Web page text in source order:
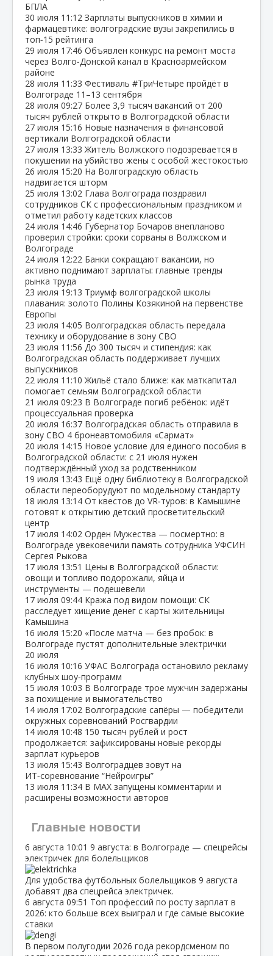
БПЛА
30 июля 11:12 Зарплаты выпускников в химии и
фармацевтике: волгоградские вузы закрепились в
топ‑15 рейтинга
29 июля 17:46 Объявлен конкурс на ремонт моста
через Волго‑Донской канал в Красноармейском
районе
28 июля 11:33 Фестиваль #ТриЧетыре пройдёт в
Волгограде 11–13 сентября
28 июля 09:27 Более 3,9 тысяч вакансий от 200
тысяч рублей открыто в Волгоградской области
27 июля 15:16 Новые назначения в финансовой
вертикали Волгоградской области
27 июля 13:33 Житель Волжского подозревается в
покушении на убийство жены с особой жестокостью
26 июля 15:20 На Волгоградскую область
надвигается шторм
25 июля 13:02 Глава Волгограда поздравил
сотрудников СК с профессиональным праздником и
отметил работу кадетских классов
24 июля 14:46 Губернатор Бочаров внепланово
проверил стройки: сроки сорваны в Волжском и
Волгограде
24 июля 12:22 Банки сокращают вакансии, но
активно поднимают зарплаты: главные тренды
рынка труда
23 июля 19:13 Триумф волгоградской школы
плавания: золото Полины Козякиной на первенстве
Европы
23 июля 14:05 Волгоградская область передала
технику и оборудование в зону СВО
23 июля 11:56 До 300 тысяч и стипендия: как
Волгоградская область поддерживает лучших
выпускников
22 июля 11:10 Жильё стало ближе: как маткапитал
помогает семьям Волгоградской области
21 июля 09:23 В Волгограде погиб ребёнок: идёт
процессуальная проверка
20 июля 16:37 Волгоградская область отправила в
зону СВО 4 бронеавтомобиля «Сармат»
20 июля 14:15 Новое условие для единого пособия в
Волгоградской области: с 21 июля нужен
подтверждённый уход за родственником
19 июля 13:43 Ещё одну библиотеку в Волгоградской
области переоборудуют по модельному стандарту
18 июля 13:14 От квестов до VR‑туров: в Камышине
готовят к открытию детский просветительский
центр
17 июля 14:02 Орден Мужества — посмертно: в
Волгограде увековечили память сотрудника УФСИН
Сергея Рыкова
17 июля 13:51 Цены в Волгоградской области:
овощи и топливо подорожали, яйца и
инструменты — подешевели
17 июля 09:44 Кража под видом помощи: СК
расследует хищение денег с карты жительницы
Камышина
16 июля 15:20 «После матча — без пробок: в
Волгограде пустят дополнительные электрички
20 июля
16 июля 10:16 УФАС Волгограда остановило рекламу
клубных шоу‑программ
15 июля 10:03 В Волгограде трое мужчин задержаны
за похищение и вымогательство
14 июля 17:02 Волгоградские сапёры — победители
окружных соревнований Росгвардии
14 июля 10:48 150 тысяч рублей и рост
продолжается: зафиксированы новые рекорды
зарплат курьеров
13 июля 15:43 Волгоградцев зовут на
ИТ‑соревнование “Нейроигры”
13 июля 11:34 В МАХ запущены комментарии и
расширены возможности авторов
Главные новости
6 августа 10:01 9 августа: в Волгограде — спецрейсы
электричек для болельщиков
Для удобства футбольных болельщиков 9 августа
добавят два спецрейса электричек.
6 августа 09:51 Топ профессий по росту зарплат в
2026: кто больше всех выиграл и где самые высокие
ставки
В первом полугодии 2026 года рекордсменом по